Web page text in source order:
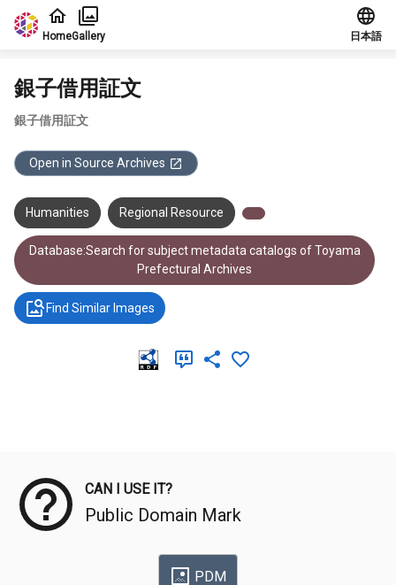
Jump to main content
HomeGallery 日本語
銀子借用証文
銀子借用証文
Open in Source Archives
Humanities Regional Resource
Database:Search for subject metadata catalogs of Toyama
Prefectural Archives
Find Similar Images
CAN I USE IT?
Public Domain Mark
PDM